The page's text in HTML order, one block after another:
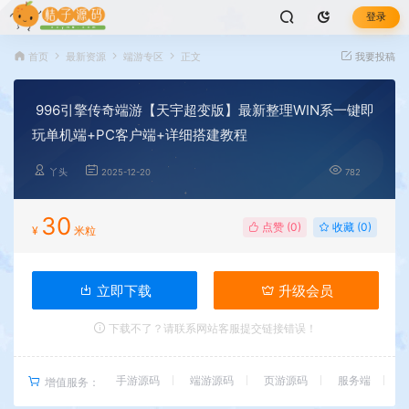
登录
首页 最新资源 端游专区 正文 我要投稿
996引擎传奇端游【天宇超变版】最新整理WIN系一键即
玩单机端+PC客户端+详细搭建教程
丫头 2025-12-20 782
¥ 30 米粒 点赞 (0) 收藏 (0)
立即下载 升级会员
下载不了？请联系网站客服提交链接错误！
增值服务： 手游源码 端游源码 页游源码 服务端